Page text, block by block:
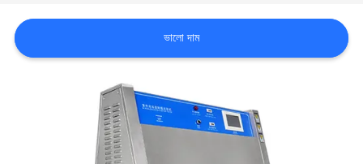
যোগাযোগ
করুন
ভালো দাম